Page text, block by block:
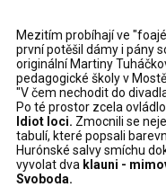
Mezitím probíhají ve
první potěšil dámy i pány
originální Martiny
pedagogické školy v
"V čem nechodit do
Po té prostor zcela ovládlo
Idiot loci. Zmocnili se
tabulí, které popsali
Hurónské salvy smíchu
vyvolat dva klauni -
Svoboda.